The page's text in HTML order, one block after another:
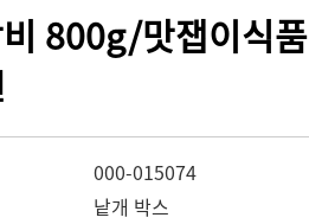
800g/맛잽이식품
000-015074
낱개 박스